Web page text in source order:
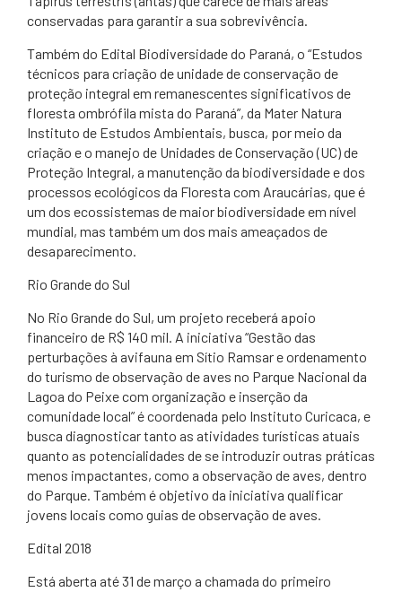
conservadas para garantir a sua sobrevivência.
Também do Edital Biodiversidade do Paraná, o “Estudos
técnicos para criação de unidade de conservação de
proteção integral em remanescentes significativos de
floresta ombrófila mista do Paraná”, da Mater Natura
Instituto de Estudos Ambientais, busca, por meio da
criação e o manejo de Unidades de Conservação (UC) de
Proteção Integral, a manutenção da biodiversidade e dos
processos ecológicos da Floresta com Araucárias, que é
um dos ecossistemas de maior biodiversidade em nível
mundial, mas também um dos mais ameaçados de
desaparecimento.
Rio Grande do Sul
No Rio Grande do Sul, um projeto receberá apoio
financeiro de R$ 140 mil. A iniciativa “Gestão das
perturbações à avifauna em Sítio Ramsar e ordenamento
do turismo de observação de aves no Parque Nacional da
Lagoa do Peixe com organização e inserção da
comunidade local” é coordenada pelo Instituto Curicaca, e
busca diagnosticar tanto as atividades turísticas atuais
quanto as potencialidades de se introduzir outras práticas
menos impactantes, como a observação de aves, dentro
do Parque. Também é objetivo da iniciativa qualificar
jovens locais como guias de observação de aves.
Edital 2018
Está aberta até 31 de março a chamada do primeiro